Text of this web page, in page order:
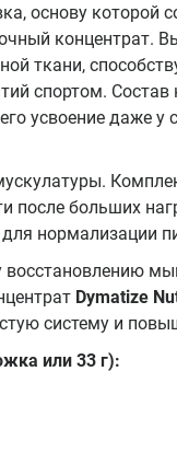
основу которой
концентрат.
ткани,
спортом. Состав
усвоение даже у
после больших
нормализации
восстановлению
Dymatize
систему и
или 33 г):